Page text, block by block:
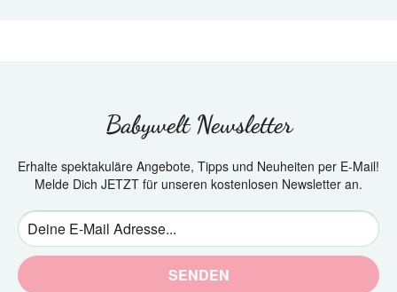
Babywelt Newsletter
Erhalte spektakuläre Angebote, Tipps und Neuheiten per E-Mail!
Melde Dich JETZT für unseren kostenlosen Newsletter an.
SENDEN